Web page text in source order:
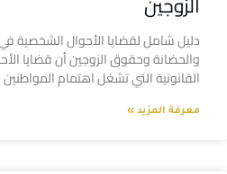
دليل شامل لقضايا الأحوال الشخصية
والحضانة وحقوق الزوجين أن قضايا
القانونية التي تشغل اهتمام
معرفة المزيد »